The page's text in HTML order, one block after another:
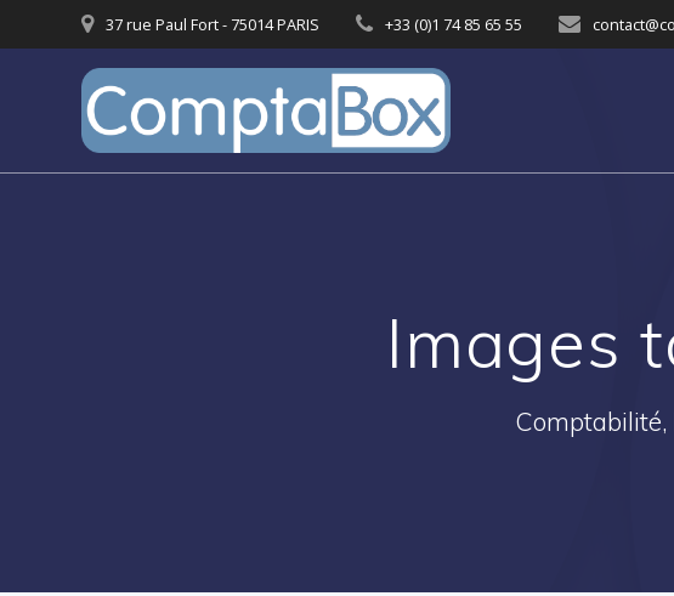
au
37 rue Paul Fort - 75014 PARIS +33 (0)1 74 85 65 55
Images
Comptabilité,